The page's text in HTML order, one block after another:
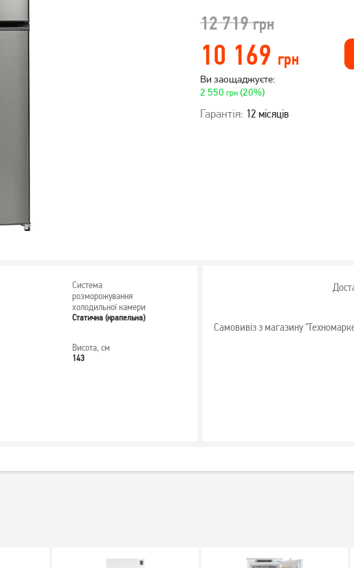
12 719грн
10 169 грн
Ви заощаджуєте:
2 550 грн(20%)
Гарантія: 12 місяців
Система
розморожування
холодильної камери
Статична (крапельна)
Висота, см
143
Самовивіз з магазину